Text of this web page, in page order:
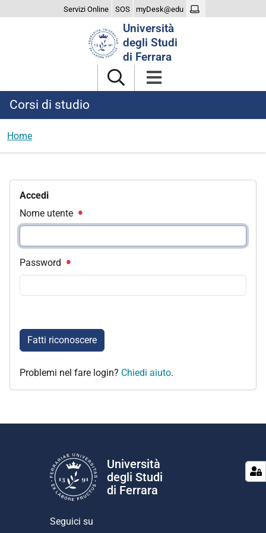
Servizi Online SOS myDesk@edu
Università
degli Studi
di Ferrara
Corsi di studio
Home
Accedi
Nome utente
Password
Fatti riconoscere
Problemi nel fare login? Chiedi aiuto.
Università
degli Studi
di Ferrara
Seguici su